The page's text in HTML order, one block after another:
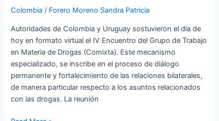
Colombia / Forero Moreno Sandra Patricia
Autoridades de Colombia y Uruguay sostuvieron el día de
hoy en formato virtual el IV Encuentro del Grupo de Trabajo
en Materia de Drogas (Comixta). Este mecanismo
especializado, se inscribe en el proceso de diálogo
permanente y fortalecimiento de las relaciones bilaterales,
de manera particular respecto a los asuntos relacionados
con las drogas. La reunión
Uruguay
celebraron
el
IV
Encuentro
del
Grupo
de